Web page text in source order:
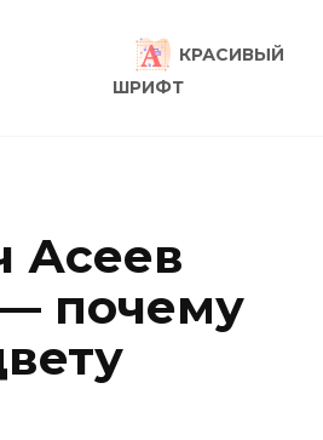
КРАСИВЫЙ
ШРИФТ
Асеев
почему